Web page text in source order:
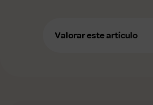
Valorar este artículo